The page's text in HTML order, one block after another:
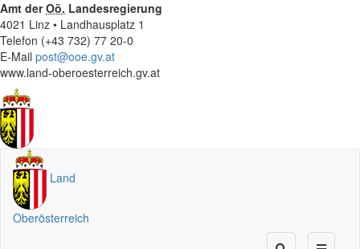
Amt derOö. Landesregierung
4021 Linz • Landhausplatz 1
Telefon (+43 732) 77 20-0
E-Mail post@ooe.gv.at
www.land-oberoesterreich.gv.at
Land
Oberösterreich